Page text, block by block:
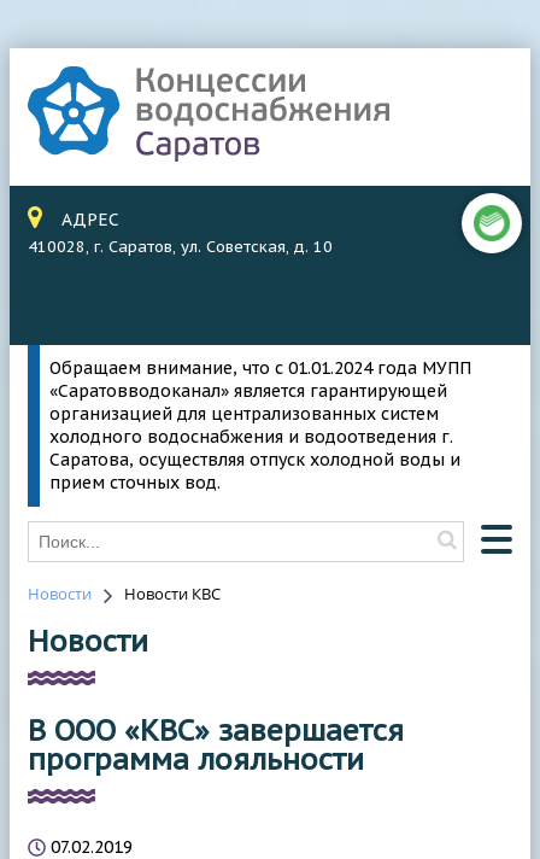
АДРЕС
410028, г. Саратов, ул. Советская, д. 10
Обращаем внимание, что с 01.01.2024 года МУПП
«Саратовводоканал» является гарантирующей
организацией для централизованных систем
холодного водоснабжения и водоотведения г.
Саратова, осуществляя отпуск холодной воды и
прием сточных вод.
О ВОДОСНАБЖЕНИИ
НОВОСТИ
ОТКЛЮЧЕНИЯ
Новости Новости КВС
Новости
В ООО «КВС» завершается
программа лояльности
07.02.2019